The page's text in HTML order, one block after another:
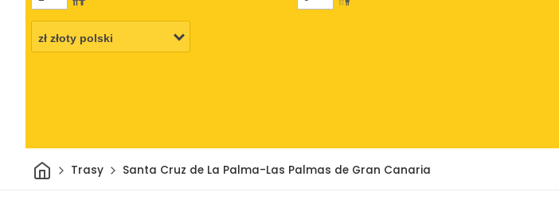
DomTrasy Santa Cruz de La Palma-Las Palmas de Gran Canaria